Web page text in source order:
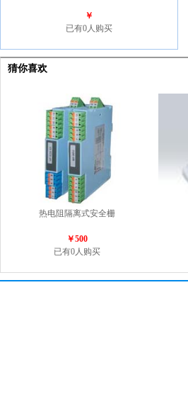
￥
已有0人购买
猜你喜欢
热电阻隔离式安全栅
￥500
已有0人购买